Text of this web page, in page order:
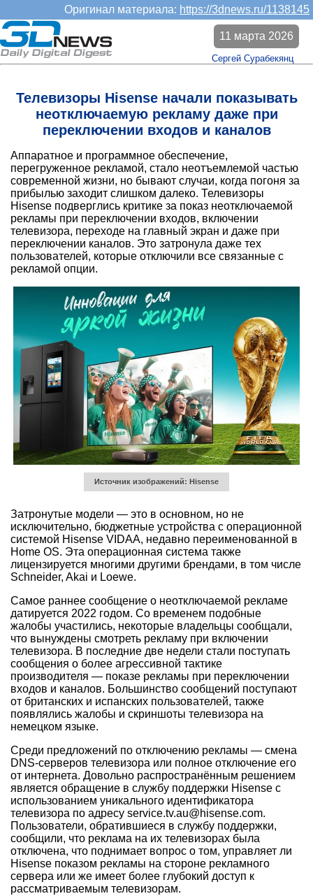
Оригинал материала: https://3dnews.ru/1138145
Телевизоры Hisense начали показывать
неотключаемую рекламу даже при
переключении входов и каналов
11 марта 2026
Сергей Сурабекянц
Аппаратное и программное обеспечение,
перегруженное рекламой, стало неотъемлемой частью
современной жизни, но бывают случаи, когда погоня за
прибылью заходит слишком далеко. Телевизоры
Hisense подверглись критике за показ неотключаемой
рекламы при переключении входов, включении
телевизора, переходе на главный экран и даже при
переключении каналов. Это затронула даже тех
пользователей, которые отключили все связанные с
рекламой опции.
Источник изображений: Hisense
Затронутые модели — это в основном, но не
исключительно, бюджетные устройства с операционной
системой Hisense VIDAA, недавно переименованной в
Home OS. Эта операционная система также
лицензируется многими другими брендами, в том числе
Schneider, Akai и Loewe.
Самое раннее сообщение о неотключаемой рекламе
датируется 2022 годом. Со временем подобные
жалобы участились, некоторые владельцы сообщали,
что вынуждены смотреть рекламу при включении
телевизора. В последние две недели стали поступать
сообщения о более агрессивной тактике
производителя — показе рекламы при переключении
входов и каналов. Большинство сообщений поступают
от британских и испанских пользователей, также
появлялись жалобы и скриншоты телевизора на
немецком языке.
Среди предложений по отключению рекламы — смена
DNS-серверов телевизора или полное отключение его
от интернета. Довольно распространённым решением
является обращение в службу поддержки Hisense с
использованием уникального идентификатора
телевизора по адресу service.tv.au@hisense.com.
Пользователи, обратившиеся в службу поддержки,
сообщили, что реклама на их телевизорах была
отключена, что поднимает вопрос о том, управляет ли
Hisense показом рекламы на стороне рекламного
сервера или же имеет более глубокий доступ к
рассматриваемым телевизорам.